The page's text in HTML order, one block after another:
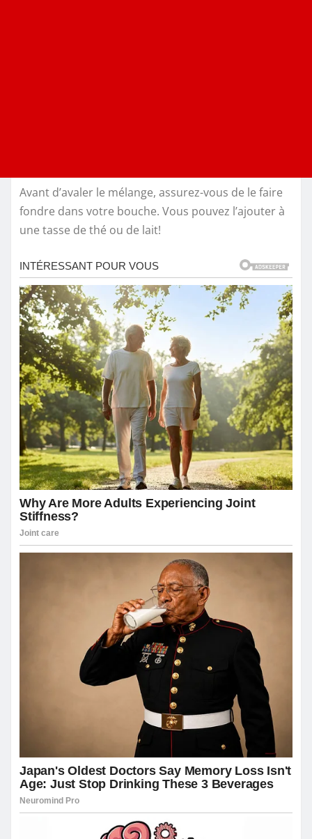
Avant d’avaler le mélange, assurez-vous de le faire
fondre dans votre bouche. Vous pouvez l’ajouter à
une tasse de thé ou de lait!